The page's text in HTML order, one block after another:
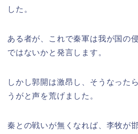
した。
ある者が、これで秦軍は我が国の
ではないかと発言します。
しかし郭開は激昂し、そうなった
うがと声を荒げました。
秦との戦いが無くなれば、李牧が